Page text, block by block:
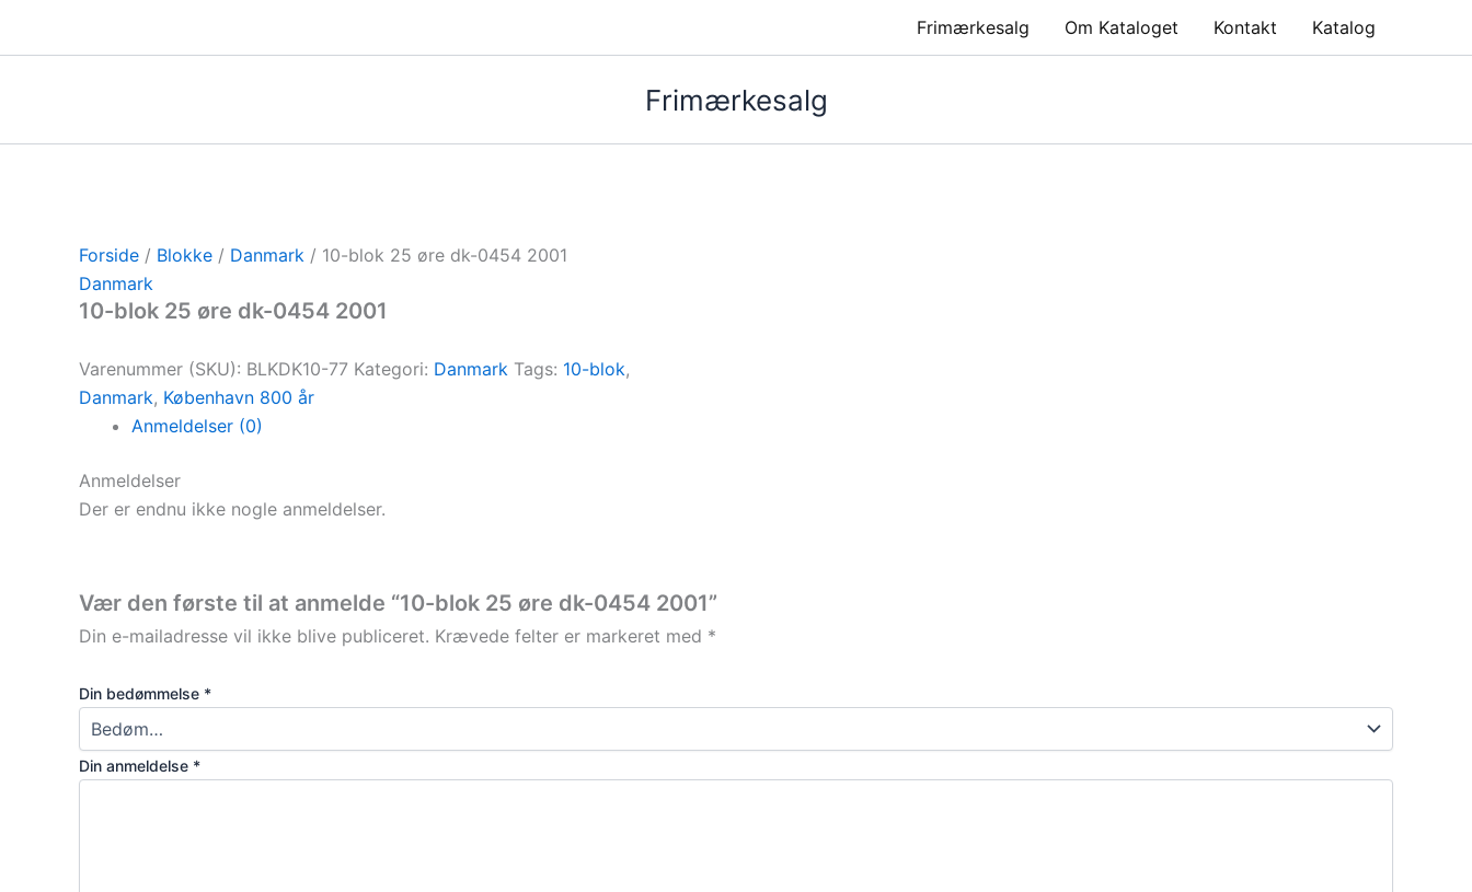
Frimærkesalg Om Kataloget Kontakt Katalog
Frimærkesalg
Forside / Blokke / Danmark / 10-blok 25 øre dk-0454 2001
Danmark
10-blok 25 øre dk-0454 2001
Varenummer (SKU): BLKDK10-77 Kategori: Danmark Tags: 10-blok,
Danmark, København 800 år
Anmeldelser (0)
Anmeldelser
Der er endnu ikke nogle anmeldelser.
Vær den første til at anmelde “10-blok 25 øre dk-0454 2001”
Din e-mailadresse vil ikke blive publiceret. Krævede felter er markeret med *
Din bedømmelse *
Din anmeldelse *